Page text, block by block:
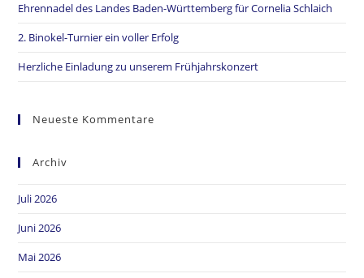
Ehrennadel des Landes Baden-Württemberg für Cornelia Schlaich
2. Binokel-Turnier ein voller Erfolg
Herzliche Einladung zu unserem Frühjahrskonzert
Neueste Kommentare
Archiv
Juli 2026
Juni 2026
Mai 2026